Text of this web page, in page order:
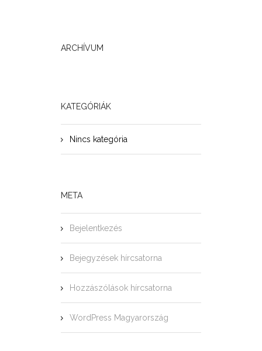
ARCHÍVUM
KATEGÓRIÁK
Nincs kategória
META
Bejelentkezés
Bejegyzések hírcsatorna
Hozzászólások hírcsatorna
WordPress Magyarország